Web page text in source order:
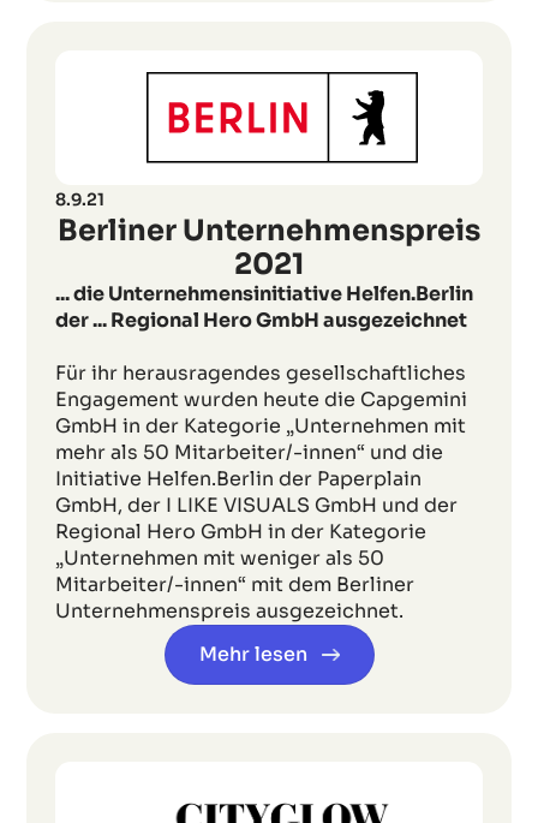
8.9.21
Berliner Unternehmenspreis
2021
... die Unternehmensinitiative Helfen.Berlin
der ... Regional Hero GmbH ausgezeichnet
Für ihr herausragendes gesellschaftliches
Engagement wurden heute die Capgemini
GmbH in der Kategorie „Unternehmen mit
mehr als 50 Mitarbeiter/-innen“ und die
Initiative Helfen.Berlin der Paperplain
GmbH, der I LIKE VISUALS GmbH und der
Regional Hero GmbH in der Kategorie
„Unternehmen mit weniger als 50
Mitarbeiter/-innen“ mit dem Berliner
Unternehmenspreis ausgezeichnet.
Mehr lesen